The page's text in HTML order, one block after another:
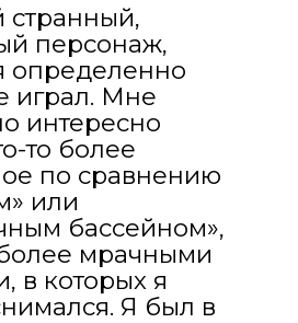
странный,
персонаж,
определенно
играл. Мне
интересно
то более
по сравнению
или
бассейном»,
мрачными
в которых я
Я был в